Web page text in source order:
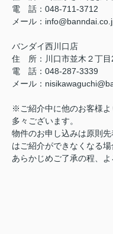
電 話：048-711-3712
メール：
バンダイ西川口店
住 所：川口市並木２丁目
電 話：048-287-3339
メール：
※ご紹介中に他のお客様よ
多々ございます。
物件のお申し込みは原則
はご紹介ができなくなる場
あらかじめご了承の程、よ